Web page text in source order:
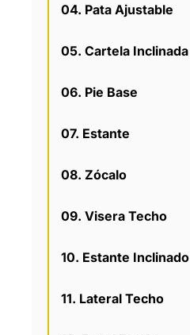
04. Pata Ajustable
05. Cartela Inclinada
06. Pie Base
07. Estante
08. Zócalo
09. Visera Techo
10. Estante Inclinado
11. Lateral Techo